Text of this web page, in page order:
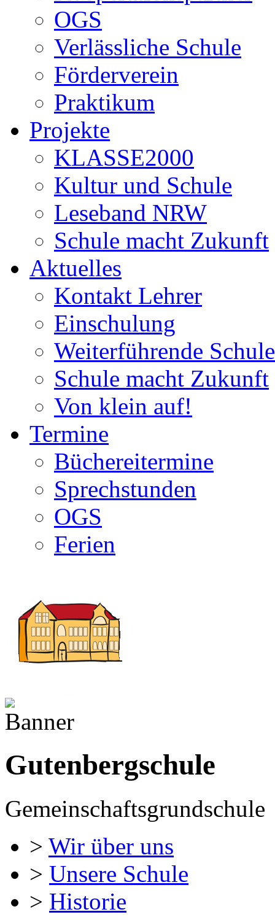
OGS
Verlässliche Schule
Förderverein
Praktikum
Projekte
KLASSE2000
Kultur und Schule
Leseband NRW
Schule macht Zukunft
Aktuelles
Kontakt Lehrer
Einschulung
Weiterführende Schule
Schule macht Zukunft
Von klein auf!
Termine
Büchereitermine
Sprechstunden
OGS
Ferien
Gutenbergschule
Gemeinschaftsgrundschule
> Wir über uns
> Unsere Schule
> Historie